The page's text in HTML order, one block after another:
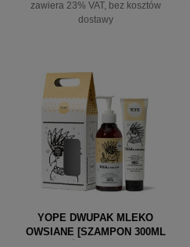
zawiera 23% VAT, bez kosztów
dostawy
do koszyka
YOPE DWUPAK MLEKO
OWSIANE [SZAMPON 300ML